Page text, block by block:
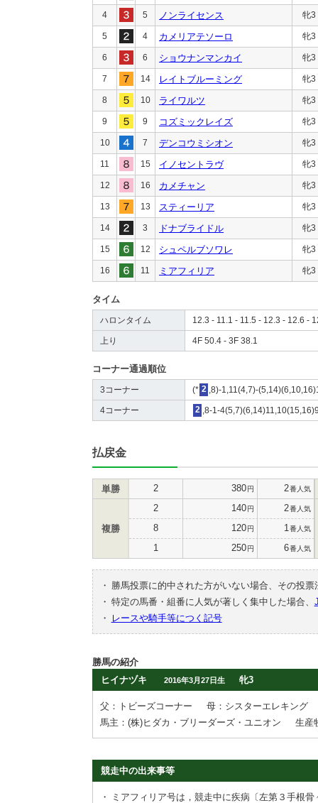
4 5 ノンライセンス 牝3
5 4 カメリアテソーロ 牝3
6 6 ショウナンマンカイ 牝3
7 14 レイトブルーミング 牝3
8 10 ライワルツ 牝3
9 9 コズミックレイズ 牝3
10 7 デンコウミシオン 牝3
11 15 イノセントラヴ 牝3
12 16 カメチャン 牝3
13 13 スティーリア 牝3
14 3 ドナブライドル 牝3
15 12 シュペルブソワレ 牝3
16 11 ミアフィリア 牝3
タイム
ハロンタイム 12.3 - 11.1 - 11.5 - 12.3 - 12.6 -
上り 4F 50.4 - 3F 38.1
コーナー通過順位
3コーナー (* 2 ,8)-1,11(4,7)-
4コーナー 2 ,8-1-
払戻金
単勝 2 380円 2番人気
複勝
2 140円 2番人気
8 120円 1 番人気
1 250円 6番人気
・
勝馬投票に的中された方がいない場合、その投
・ 特定の馬番・組番に人気が著しく集中した場合、
・
レースや騎手等につく記号
勝馬の紹介
ヒイナヅキ
2016年3月27日生 牝3
父：トビーズコーナー
母：シスターエレキング
馬主：(株)ヒダカ・ブリーダーズ・ユニオン
生産
競走中の出来事等
・
ミアフィリア号は，競走中に疾病〔左第３手根